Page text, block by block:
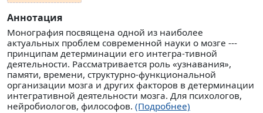
Аннотация
Монография посвящена одной из наиболее
актуальных проблем современной науки о мозге ---
принципам детерминации его интегра-тивной
деятельности. Рассматривается роль «узнавания»,
памяти, времени, структурно-функциональной
организации мозга и других факторов в детерминации
интегративной деятельности мозга. Для психологов,
нейробиологов, философов. (Подробнее)